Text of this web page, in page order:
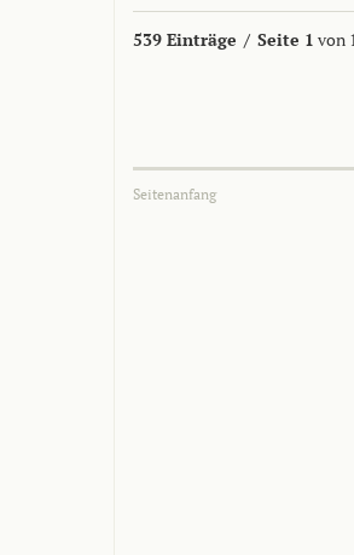
539 Einträge / Seite 1 von
Seitenanfang